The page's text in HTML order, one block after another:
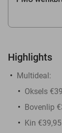
Highlights
Multideal:
Oksels
Bovenlip
Kin €39,95